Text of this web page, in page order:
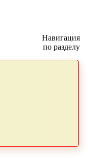
Навигация
по разделу